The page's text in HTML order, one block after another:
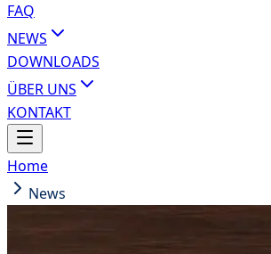
FAQ
NEWS
DOWNLOADS
ÜBER UNS
KONTAKT
Home
News